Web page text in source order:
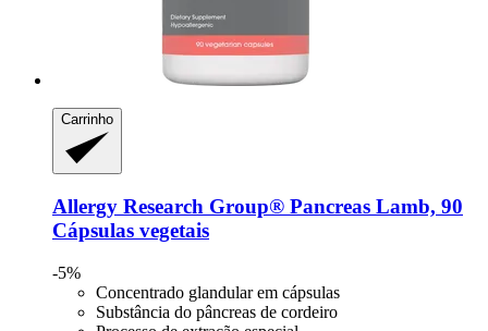
Carrinho
Allergy Research Group® Pancreas Lamb, 90
Cápsulas vegetais
-5%
Concentrado glandular em cápsulas
Substância do pâncreas de cordeiro